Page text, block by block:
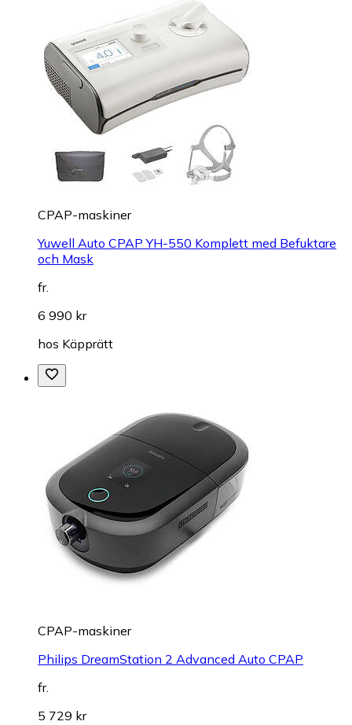
CPAP-maskiner
Yuwell Auto CPAP YH-550 Komplett med Befuktare
och Mask
fr.
6 990 kr
hos Käpprätt
CPAP-maskiner
Philips DreamStation 2 Advanced Auto CPAP
fr.
5 729 kr